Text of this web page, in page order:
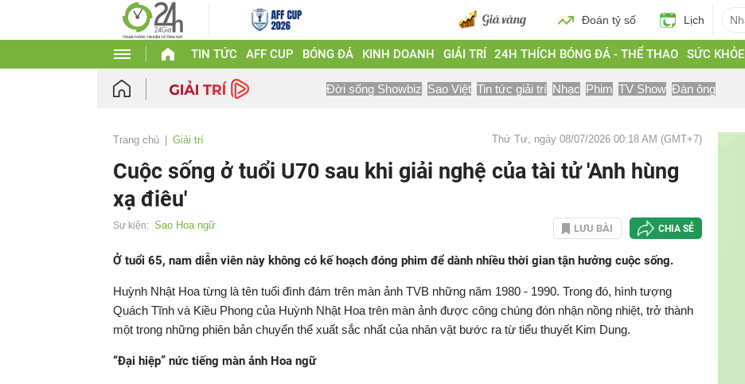
Đoán tỷ số Lịch
TIN TỨC AFF CUP BÓNG ĐÁ KINH DOANH GIẢI TRÍ 24H THÍCH BÓNG ĐÁ - THỂ THAO SỨC KHỎE
Đời sống Showbiz Sao Việt Tin tức giải trí Nhạc Phim TV Show Đàn ông
Trang chủ Giải trí Thứ Tư, ngày 08/07/2026 00:18 AM (GMT+7)
Cuộc sống ở tuổi U70 sau khi giải nghệ của tài tử 'Anh hùng
xạ điêu'
Sự kiện: Sao Hoa ngữ LƯU BÀI CHIA SẺ
Ở tuổi 65, nam diễn viên này không có kế hoạch đóng phim để dành nhiều thời gian tận hưởng cuộc sống.
Huỳnh Nhật Hoa từng là tên tuổi đình đám trên màn ảnh TVB những năm 1980 - 1990. Trong đó, hình tượng
Quách Tĩnh và Kiều Phong của Huỳnh Nhật Hoa trên màn ảnh được công chúng đón nhận nồng nhiệt, trở thành
một trong những phiên bản chuyển thể xuất sắc nhất của nhân vật bước ra từ tiểu thuyết Kim Dung.
“Đại hiệp” nức tiếng màn ảnh Hoa ngữ